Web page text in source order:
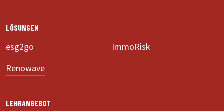
LÖSUNGEN
esg2go
ImmoRisk
Renowave
LEHRANGEBOT